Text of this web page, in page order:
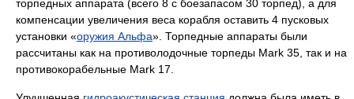
торпедных аппарата (всего 8 с боезапасом 30 торпед), а для
компенсации увеличения веса корабля оставить 4 пусковых
установки «оружия Альфа». Торпедные аппараты были
рассчитаны как на противолодочные торпеды Mark 35, так и на
противокорабельные Mark 17.